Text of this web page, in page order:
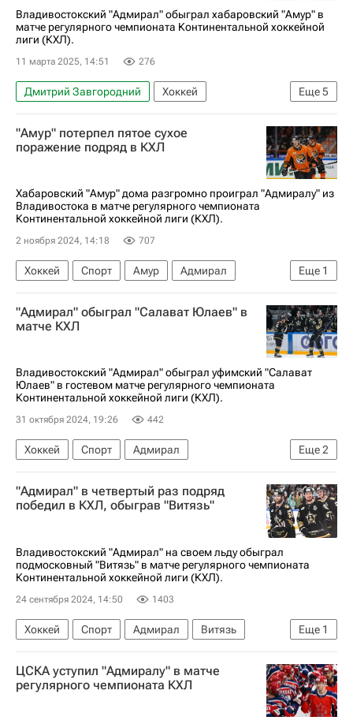
Владивостокский "Адмирал" обыграл хабаровский "Амур" в
матче регулярного чемпионата Континентальной хоккейной
лиги (КХЛ).
11 марта 2025, 14:51 276
Еще5
Дмитрий Завгородний
Хоккей
Никита Сошников
Егор Петухов
Адмирал
Амур
КХЛ 2025-2026
"Амур" потерпел пятое сухое
поражение подряд в КХЛ
Хабаровский "Амур" дома разгромно проиграл "Адмиралу" из
Владивостока в матче регулярного чемпионата
Континентальной хоккейной лиги (КХЛ).
2 ноября 2024, 14:18 707
Еще 1
Хоккей Спорт Амур
Адмирал
КХЛ 2025-2026
"Адмирал" обыграл "Салават Юлаев" в
матче КХЛ
Владивостокский "Адмирал" обыграл уфимский "Салават
Юлаев" в гостевом матче регулярного чемпионата
Континентальной хоккейной лиги (КХЛ).
31 октября 2024, 19:26 442
Еще2
Хоккей Спорт
Адмирал
Салават Юлаев
КХЛ 2025-2026
"Адмирал" в четвертый раз подряд
победил в КХЛ, обыграв "Витязь"
Владивостокский "Адмирал" на своем льду обыграл
подмосковный "Витязь" в матче регулярного чемпионата
Континентальной хоккейной лиги (КХЛ).
24 сентября 2024, 14:50 1403
Еще 1
Хоккей Спорт Адмирал
Витязь
КХЛ 2025-2026
ЦСКА уступил "Адмиралу" в матче
регулярного чемпионата КХЛ